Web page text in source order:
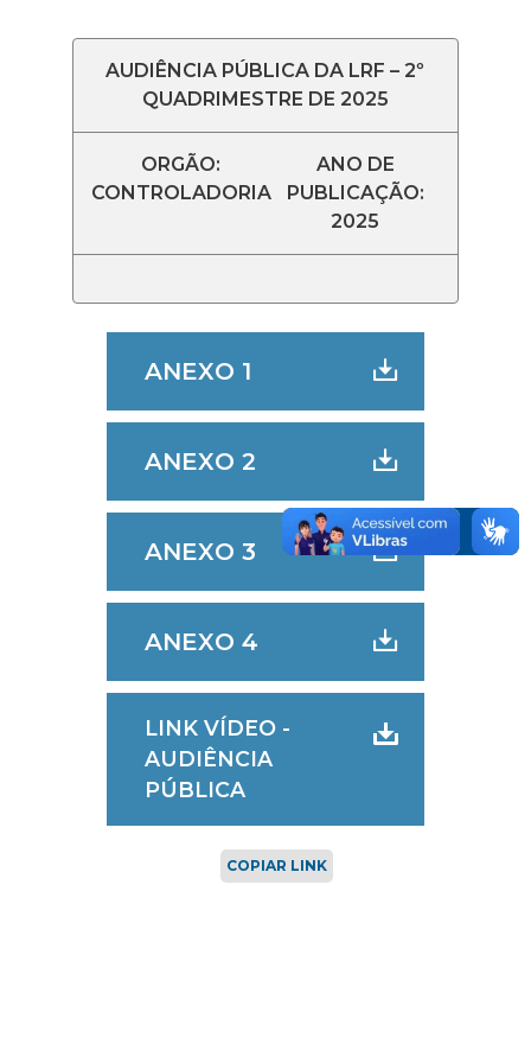
AUDIÊNCIA PÚBLICA DA LRF – 2º
QUADRIMESTRE DE 2025
ORGÃO:
CONTROLADORIA
ANO DE
PUBLICAÇÃO:
2025
ANEXO 1
ANEXO 2
ANEXO 3
ANEXO 4
LINK VÍDEO -
AUDIÊNCIA
PÚBLICA
COPIAR LINK